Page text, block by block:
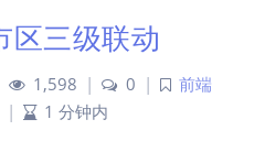
区三级联动
1,598 | 0 |
前端
| 1 分钟内